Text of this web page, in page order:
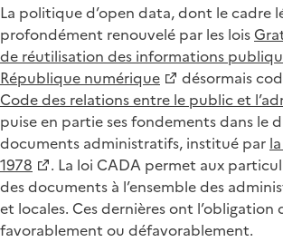
La politique d’open data, dont le cadre
profondément renouvelé par les lois
de réutilisation des informations
République numérique
désormais
Code des relations entre le public et
puise en partie ses fondements dans le
documents administratifs, institué par
1978
. La loi CADA permet aux
des documents à l’ensemble des
et locales. Ces dernières ont l’obligation
favorablement ou défavorablement.